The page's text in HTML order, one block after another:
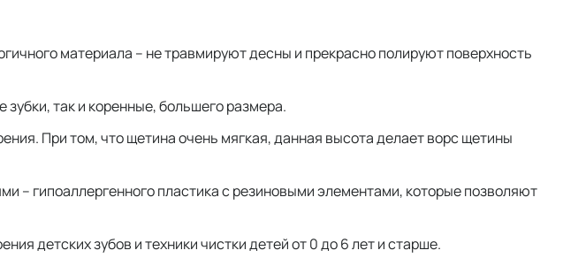
материала – не травмируют десны и прекрасно полируют поверхность
так и коренные, большего размера.
При том, что щетина очень мягкая, данная высота делает ворс щетины
– гипоаллергенного пластика с резиновыми элементами, которые позволяют
детских зубов и техники чистки детей от 0 до 6 лет и старше.